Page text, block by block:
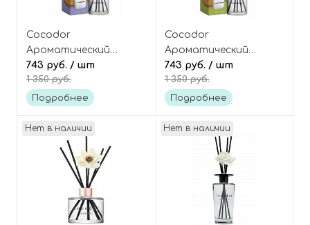
Cocodor
Ароматический
диффузор для дома
[Lavender Blue -
Голубая Лаванда]
743 руб. / шт
1 350 руб.
Подробнее
Cocodor
Ароматический
диффузор для дома
[Lemon Eucalyptus -
Лимонный Эвкалипт]
743 руб. / шт
1 350 руб.
Подробнее
Нет в наличии Нет в наличии